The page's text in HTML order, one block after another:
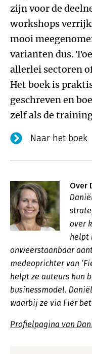
zijn voor de
workshops
mooi
varianten dus.
allerlei sectoren
Het boek is
geschreven en
zelf als de
Naar het boek
Over
over
helpt
onweerstaanbaar
medeoprichter van
helpt ze auteurs hun
businessmodel.
waarbij ze via Fier
Profielpagina van